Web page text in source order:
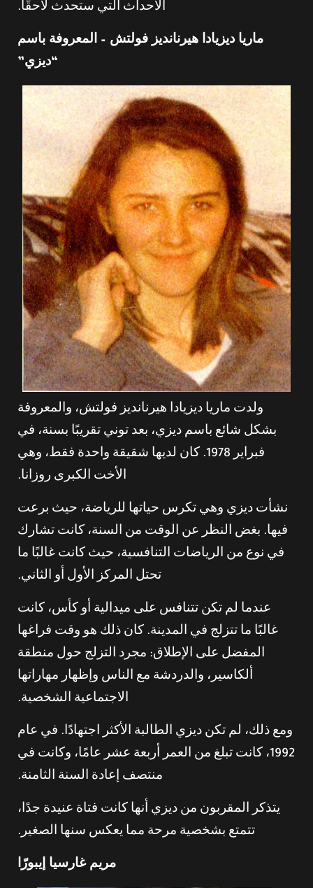
الأحداث التي ستحدث لاحقًا.
ماريا ديزيادا هيرنانديز فولتش – المعروفة باسم
“ديزي”
ولدت ماريا ديزيادا هيرنانديز فولتش، والمعروفة
بشكل شائع باسم ديزي، بعد توني تقريبًا بسنة، في
فبراير 1978. كان لديها شقيقة واحدة فقط، وهي
الأخت الكبرى روزانا.
نشأت ديزي وهي تكرس حياتها للرياضة، حيث برعت
فيها. بغض النظر عن الوقت من السنة، كانت تشارك
في نوع من الرياضات التنافسية، حيث كانت غالبًا ما
تحتل المركز الأول أو الثاني.
عندما لم تكن تتنافس على ميدالية أو كأس، كانت
غالبًا ما تتزلج في المدينة. كان ذلك هو وقت فراغها
المفضل على الإطلاق: مجرد التزلج حول منطقة
ألكاسير، والدردشة مع الناس وإظهار مهاراتها
الاجتماعية الشخصية.
ومع ذلك، لم تكن ديزي الطالبة الأكثر اجتهادًا. في عام
1992، كانت تبلغ من العمر أربعة عشر عامًا، وكانت في
منتصف إعادة السنة الثامنة.
يتذكر المقربون من ديزي أنها كانت فتاة عنيدة جدًا،
تتمتع بشخصية مرحة مما يعكس سنها الصغير.
مريم غارسيا إيبورّا